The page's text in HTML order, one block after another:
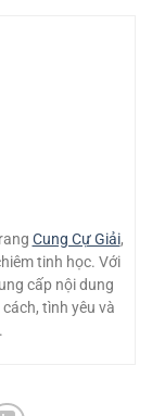
Cung Cự Giải,
tinh học. Với
cấp nội dung
tình yêu và